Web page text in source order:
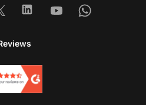
X LinkedinYoutubeWhatsapp